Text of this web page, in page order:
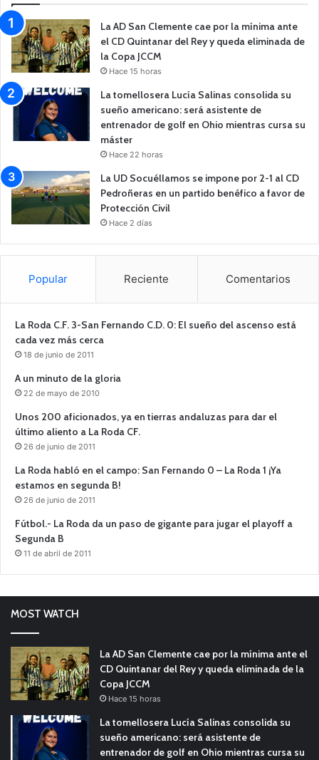
La AD San Clemente cae por la mínima ante
el CD Quintanar del Rey y queda eliminada de
la Copa JCCM
Hace 15 horas
La tomellosera Lucía Salinas consolida su
sueño americano: será asistente de
entrenador de golf en Ohio mientras cursa su
máster
Hace 22 horas
La UD Socuéllamos se impone por 2-1 al CD
Pedroñeras en un partido benéfico a favor de
Protección Civil
Hace 2 días
Popular Reciente Comentarios
La Roda C.F. 3-San Fernando C.D. 0: El sueño del ascenso está
cada vez más cerca
18 de junio de 2011
A un minuto de la gloria
22 de mayo de 2010
Unos 200 aficionados, ya en tierras andaluzas para dar el
último aliento a La Roda CF.
26 de junio de 2011
La Roda habló en el campo: San Fernando 0 – La Roda 1 ¡Ya
estamos en segunda B!
26 de junio de 2011
Fútbol.- La Roda da un paso de gigante para jugar el playoff a
Segunda B
11 de abril de 2011
MOST WATCH
La AD San Clemente cae por la mínima ante el
CD Quintanar del Rey y queda eliminada de la
Copa JCCM
Hace 15 horas
La tomellosera Lucía Salinas consolida su
sueño americano: será asistente de
entrenador de golf en Ohio mientras cursa su